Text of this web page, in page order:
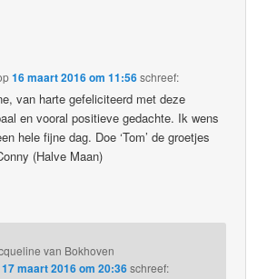
16 maart 2016 om 11:56schreef:
van harte gefeliciteerd met deze
en vooral positieve gedachte. Ik wens
hele fijne dag. Doe ‘Tom’ de groetjes
(Halve Maan)
van Bokhoven
17 maart 2016 om 20:36schreef: